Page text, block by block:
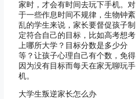
家时，才会有时间去玩下手机。对
于一些作息时间不规律，生物钟紊
乱的学生来说，家长要督促孩子制
定符合自己的目标，比如高考想考
上哪所大学？目标分数是多少分
等？让孩子心理自己有个数，免得
因为没有目标而每天在家无聊玩手
机。
大学生叛逆家长怎么办